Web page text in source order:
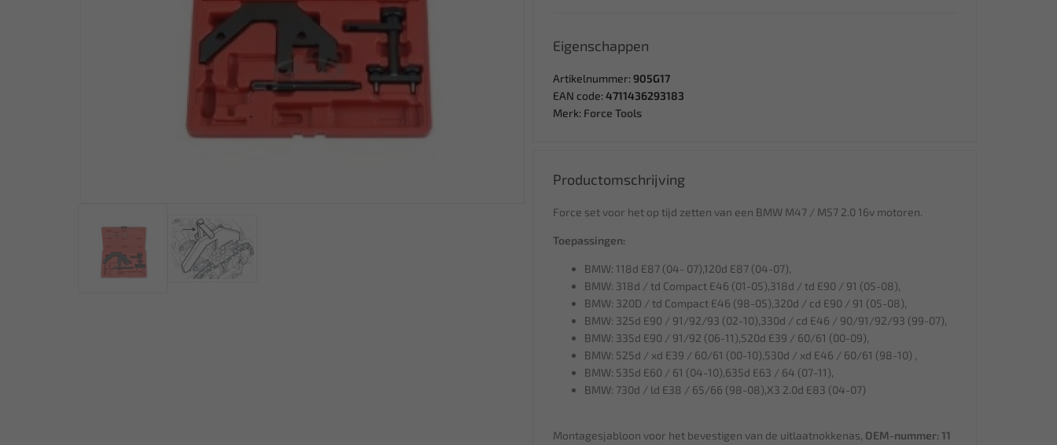
Eigenschappen
Artikelnummer: 905G17
EAN code: 4711436293183
Merk: Force Tools
Productomschrijving
Force set voor het op tijd zetten van een BMW M47 / M57 2.0 16v motoren.
Toepassingen:
BMW: 118d E87 (04- 07),120d E87 (04-07),
BMW: 318d / td Compact E46 (01-05),318d / td E90 / 91 (05-08),
BMW: 320D / td Compact E46 (98-05),320d / cd E90 / 91 (05-08),
BMW: 325d E90 / 91/92/93 (02-10),330d / cd E46 / 90/91/92/93 (99-07),
BMW: 335d E90 / 91/92 (06-11),520d E39 / 60/61 (00-09),
BMW: 525d / xd E39 / 60/61 (00-10),530d / xd E46 / 60/61 (98-10) ,
BMW: 535d E60 / 61 (04-10),635d E63 / 64 (07-11),
BMW: 730d / ld E38 / 65/66 (98-08),X3 2.0d E83 (04-07)
Montagesjabloon voor het bevestigen van de uitlaatnokkenas, OEM-nummer: 11